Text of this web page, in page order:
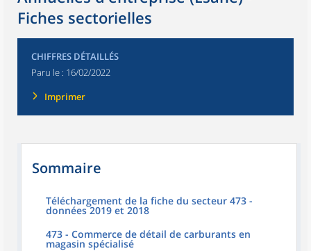
Fiches sectorielles
CHIFFRES DÉTAILLÉS
Paru le : 16/02/2022
Imprimer
Sommaire
Téléchargement de la fiche du secteur 473 -
données 2019 et 2018
473 - Commerce de détail de carburants en
magasin spécialisé